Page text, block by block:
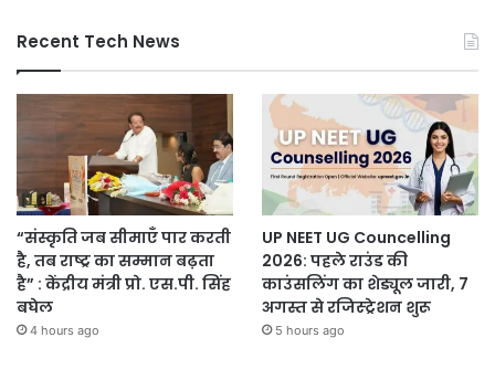
Recent Tech News
“संस्कृति जब सीमाएँ पार करती
है, तब राष्ट्र का सम्मान बढ़ता
है” : केंद्रीय मंत्री प्रो. एस.पी. सिंह
बघेल
4 hours ago
UP NEET UG Councelling
2026: पहले राउंड की
काउंसलिंग का शेड्यूल जारी, 7
अगस्त से रजिस्ट्रेशन शुरू
5 hours ago